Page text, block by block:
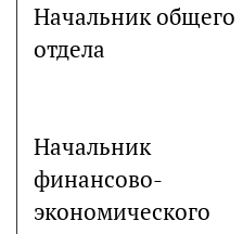
Начальник общего
отдела
Начальник
финансово-
экономического